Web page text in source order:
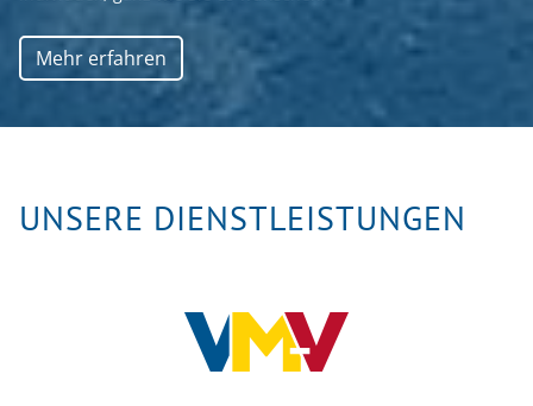
Mehr erfahren
UNSERE DIENSTLEISTUNGEN